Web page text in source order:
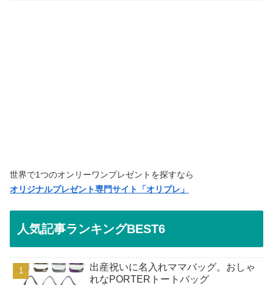
世界で1つのオンリーワンプレゼントを探すなら
オリジナルプレゼント専門サイト「オリプレ」
人気記事ランキングBEST6
出産祝いに名入れママバッグ。おしゃ
れなPORTERトートバッグ